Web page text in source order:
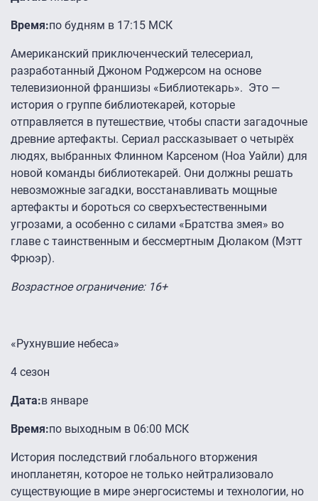
Время:по будням в 17:15 МСК
Американский приключенческий телесериал,
разработанный Джоном Роджерсом на основе
телевизионной франшизы «Библиотекарь». Это —
история о группе библиотекарей, которые
отправляется в путешествие, чтобы спасти загадочные
древние артефакты. Сериал рассказывает о четырёх
людях, выбранных Флинном Карсеном (Ноа Уайли) для
новой команды библиотекарей. Они должны решать
невозможные загадки, восстанавливать мощные
артефакты и бороться со сверхъестественными
угрозами, а особенно с силами «Братства змея» во
главе с таинственным и бессмертным Дюлаком (Мэтт
Фрюэр).
Возрастное ограничение: 16+
«Рухнувшие небеса»
4 сезон
Дата:в январе
Время:по выходным в 06:00 МСК
История последствий глобального вторжения
инопланетян, которое не только нейтрализовало
существующие в мире энергосистемы и технологии, но